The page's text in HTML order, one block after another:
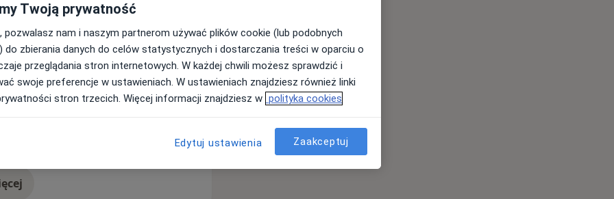
umiejętności poparte gruntownym,
pracy lekarza dermatologa.
zrozumienie Państwa
Zmiany skórne +3a11y_sr_more_diseases
Twoją prywatność
pozwalasz nam i naszym partnerom używać plików cookie (lub podobnych
do zbierania danych do celów statystycznych i dostarczania treści w oparciu o
przeglądania stron internetowych. W każdej chwili możesz sprawdzić i
swoje preferencje w ustawieniach. W ustawieniach znajdziesz również linki
stron trzecich. Więcej informacji znajdziesz w polityka cookies
Edytuj ustawienia Zaakceptuj